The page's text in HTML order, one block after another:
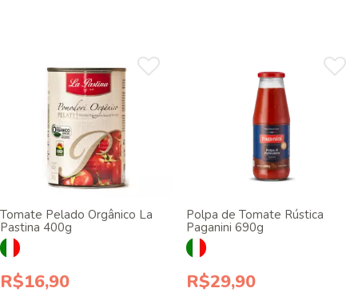
Tomate Pelado Orgânico La
Pastina 400g
R$16,90
Polpa de Tomate Rústica
Paganini 690g
R$29,90